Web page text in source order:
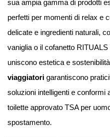
sua ampia gamma di prodotti
perfetti per momenti di relax e
delicate e ingredienti naturali,
vaniglia o il cofanetto
uniscono estetica e
viaggiatori garantiscono
soluzioni intelligenti e conformi
toilette approvato TSA per
spostamento.